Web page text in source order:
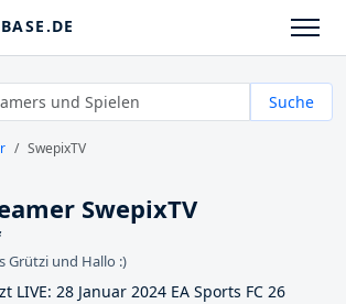
Suche
SwepixTV
SwepixTV
Grützi und Hallo :)
LIVE: 28 Januar 2024 EA Sports FC 26